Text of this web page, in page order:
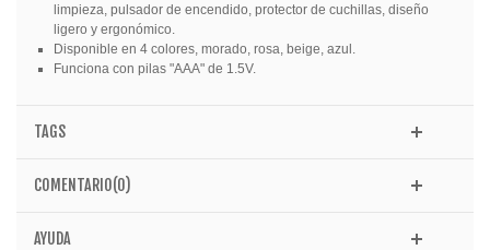
limpieza, pulsador de encendido, protector de cuchillas, diseño
ligero y ergonómico.
Disponible en 4 colores, morado, rosa, beige, azul.
Funciona con pilas "AAA" de 1.5V.
TAGS
COMENTARIO(0)
AYUDA